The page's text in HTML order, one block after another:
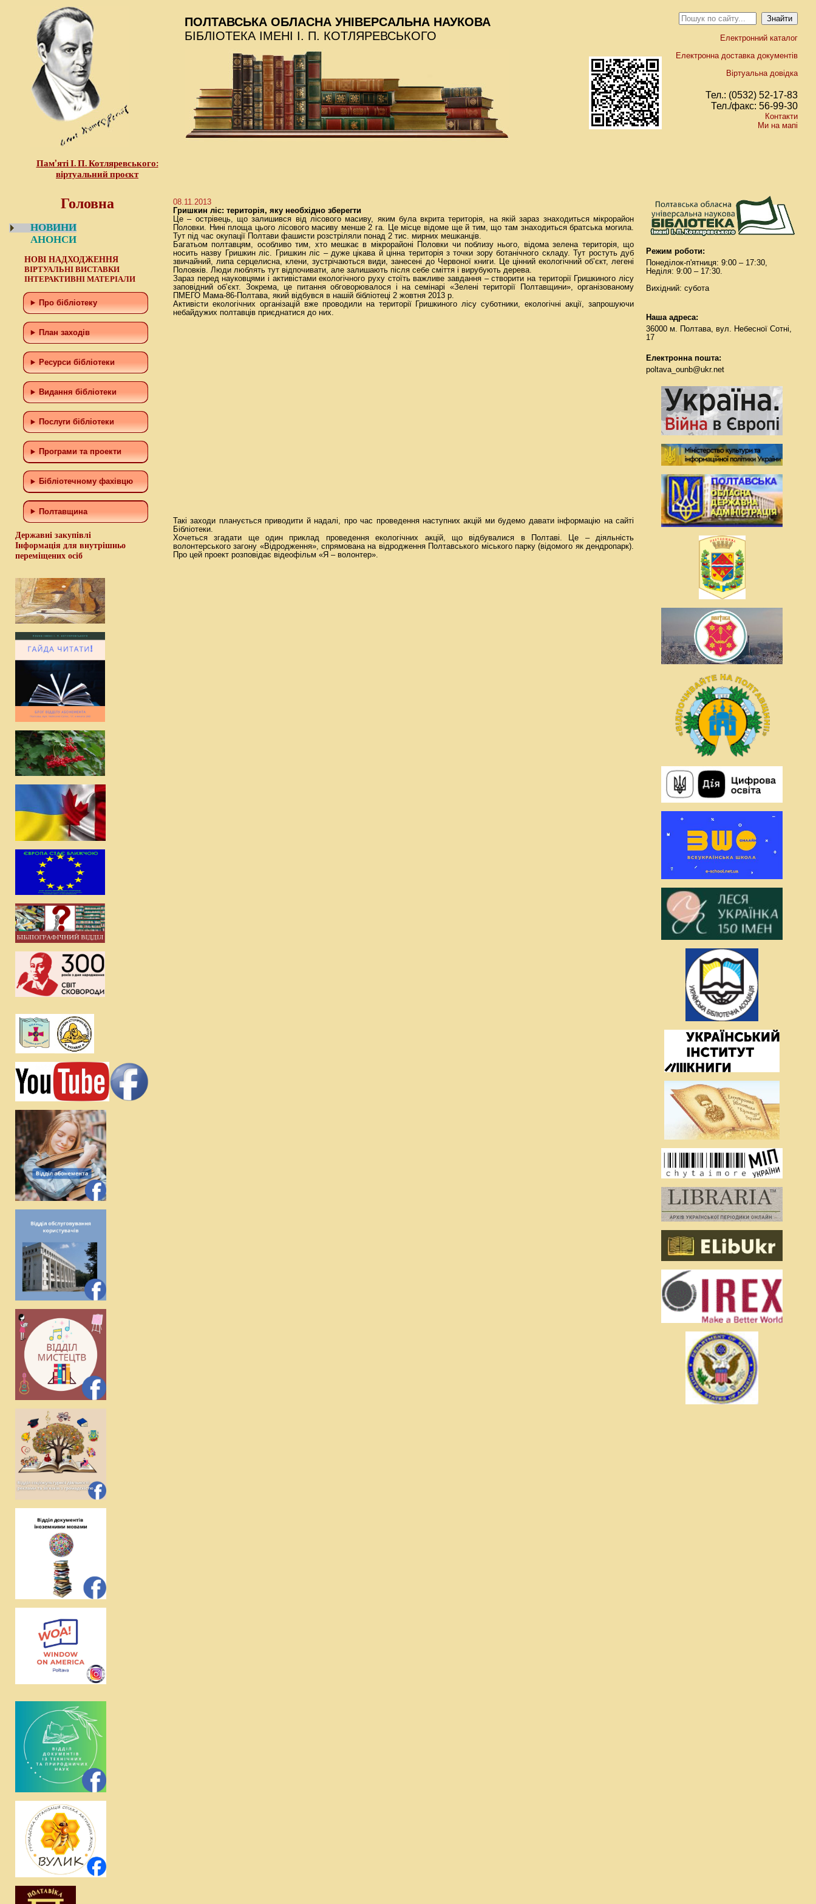
Пам’яті І. П. Котляревського:
віртуальний проєкт
ПОЛТАВСЬКА ОБЛАСНА УНІВЕРСАЛЬНА НАУКОВА
БІБЛІОТЕКА ІМЕНІ І. П. КОТЛЯРЕВСЬКОГО
Електронний каталог
Електронна доставка документів
Віртуальна довідка
Тел.: (0532) 52-17-83
Тел./факс: 56-99-30
Контакти
Ми на мапі
Головна
НОВИНИ
АНОНСИ
НОВІ НАДХОДЖЕННЯ
ВІРТУАЛЬНІ ВИСТАВКИ
ІНТЕРАКТИВНІ МАТЕРІАЛИ
Про бібліотеку
План заходів
Ресурси бібліотеки
Видання бібліотеки
Послуги бібліотеки
Програми та проекти
Бiблiотечному фахiвцю
Полтавщина
Державні закупівлі
Інформація для внутрішньо
переміщених осіб
08.11.2013
Гришкин ліс: територія, яку необхідно зберегти
Це – острівець, що залишився від лісового масиву, яким була вкрита територія, на якій зараз знаходиться мікрорайон
Половки. Нині площа цього лісового масиву менше 2 га. Це місце відоме ще й тим, що там знаходиться братська могила.
Тут під час окупації Полтави фашисти розстріляли понад 2 тис. мирних мешканців.
Багатьом полтавцям, особливо тим, хто мешкає в мікрорайоні Половки чи поблизу нього, відома зелена територія, що
носить назву Гришкин ліс. Гришкин ліс – дуже цікава й цінна територія з точки зору ботанічного складу. Тут ростуть дуб
звичайний, липа серцелисна, клени, зустрічаються види, занесені до Червоної книги. Це цінний екологічний об’єкт, легені
Половків. Люди люблять тут відпочивати, але залишають після себе сміття і вирубують дерева.
Зараз перед науковцями і активістами екологічного руху стоїть важливе завдання – створити на території Гришкиного лісу
заповідний об’єкт. Зокрема, це питання обговорювалося і на семінарі «Зелені території Полтавщини», організованому
ПМЕГО Мама-86-Полтава, який відбувся в нашій бібліотеці 2 жовтня 2013 р.
Активісти екологічних організацій вже проводили на території Гришкиного лісу суботники, екологічні акції, запрошуючи
небайдужих полтавців приєднатися до них.
Такі заходи планується приводити й надалі, про час проведення наступних акцій ми будемо давати інформацію на сайті
Бібліотеки.
Хочеться згадати ще один приклад проведення екологічних акцій, що відбувалися в Полтаві. Це – діяльність
волонтерського загону «Відродження», спрямована на відродження Полтавського міського парку (відомого як дендропарк).
Про цей проект розповідає відеофільм «Я – волонтер».
Режим роботи:
Понеділок-п'ятниця: 9:00 – 17:30,
Неділя: 9:00 – 17:30.
Вихідний: субота
Наша адреса:
36000 м. Полтава, вул. Небесної Сотні,
17
Електронна пошта:
poltava_ounb@ukr.net